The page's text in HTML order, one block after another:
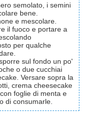
semolato, i semini
bene.
e mescolare.
il fuoco e portare a
per qualche
sul fondo un po'
o due cucchiai
Versare sopra la
crema cheesecake
foglie di menta e
di consumarle.